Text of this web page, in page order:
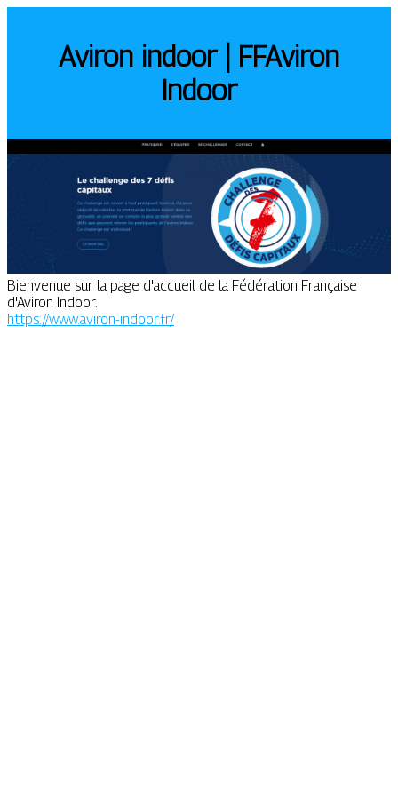
Aviron indoor | FFAviron
Indoor
Bienvenue sur la page d'accueil de la Fédération Française
d'Aviron Indoor.
https://www.aviron-indoor.fr/